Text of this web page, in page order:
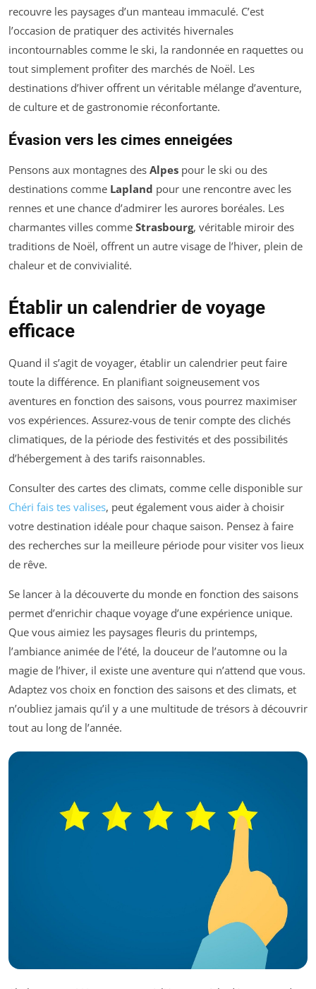
recouvre les paysages d’un manteau immaculé. C’est
l’occasion de pratiquer des activités hivernales
incontournables comme le ski, la randonnée en raquettes ou
tout simplement profiter des marchés de Noël. Les
destinations d’hiver offrent un véritable mélange d’aventure,
de culture et de gastronomie réconfortante.
Évasion vers les cimes enneigées
Pensons aux montagnes des Alpes pour le ski ou des
destinations comme Lapland pour une rencontre avec les
rennes et une chance d’admirer les aurores boréales. Les
charmantes villes comme Strasbourg, véritable miroir des
traditions de Noël, offrent un autre visage de l’hiver, plein de
chaleur et de convivialité.
Établir un calendrier de voyage
efficace
Quand il s’agit de voyager, établir un calendrier peut faire
toute la différence. En planifiant soigneusement vos
aventures en fonction des saisons, vous pourrez maximiser
vos expériences. Assurez-vous de tenir compte des clichés
climatiques, de la période des festivités et des possibilités
d’hébergement à des tarifs raisonnables.
Consulter des cartes des climats, comme celle disponible sur
Chéri fais tes valises, peut également vous aider à choisir
votre destination idéale pour chaque saison. Pensez à faire
des recherches sur la meilleure période pour visiter vos lieux
de rêve.
Se lancer à la découverte du monde en fonction des saisons
permet d’enrichir chaque voyage d’une expérience unique.
Que vous aimiez les paysages fleuris du printemps,
l’ambiance animée de l’été, la douceur de l’automne ou la
magie de l’hiver, il existe une aventure qui n’attend que vous.
Adaptez vos choix en fonction des saisons et des climats, et
n’oubliez jamais qu’il y a une multitude de trésors à découvrir
tout au long de l’année.